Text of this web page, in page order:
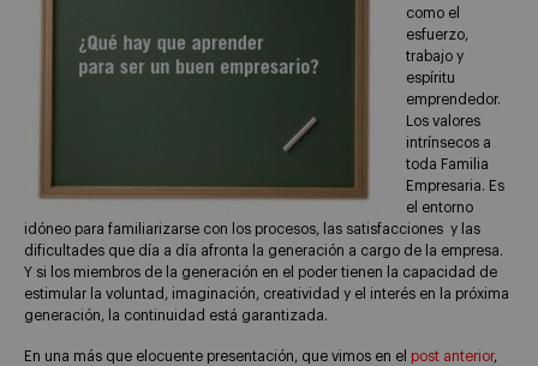
como el
esfuerzo,
trabajo y
espíritu
emprendedor.
Los valores
intrínsecos a
toda Familia
Empresaria. Es
el entorno
idóneo para familiarizarse con los procesos, las satisfacciones y las
dificultades que día a día afronta la generación a cargo de la empresa.
Y si los miembros de la generación en el poder tienen la capacidad de
estimular la voluntad, imaginación, creatividad y el interés en la próxima
generación, la continuidad está garantizada.
En una más que elocuente presentación, que vimos en el post anterior,